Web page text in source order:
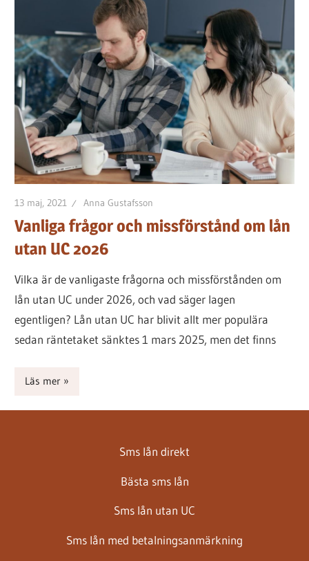
för
dig
13 maj, 2021 Anna Gustafsson
Vanliga frågor och missförstånd om lån
utan UC 2026
Vilka är de vanligaste frågorna och missförstånden om
lån utan UC under 2026, och vad säger lagen
egentligen? Lån utan UC har blivit allt mer populära
sedan räntetaket sänktes 1 mars 2025, men det finns
Läs mer
Sms lån direkt
Bästa sms lån
Sms lån utan UC
Sms lån med betalningsanmärkning